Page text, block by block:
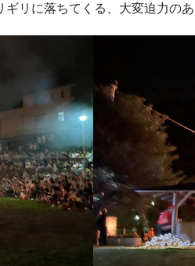
リに落ちてくる、大変迫力のあ